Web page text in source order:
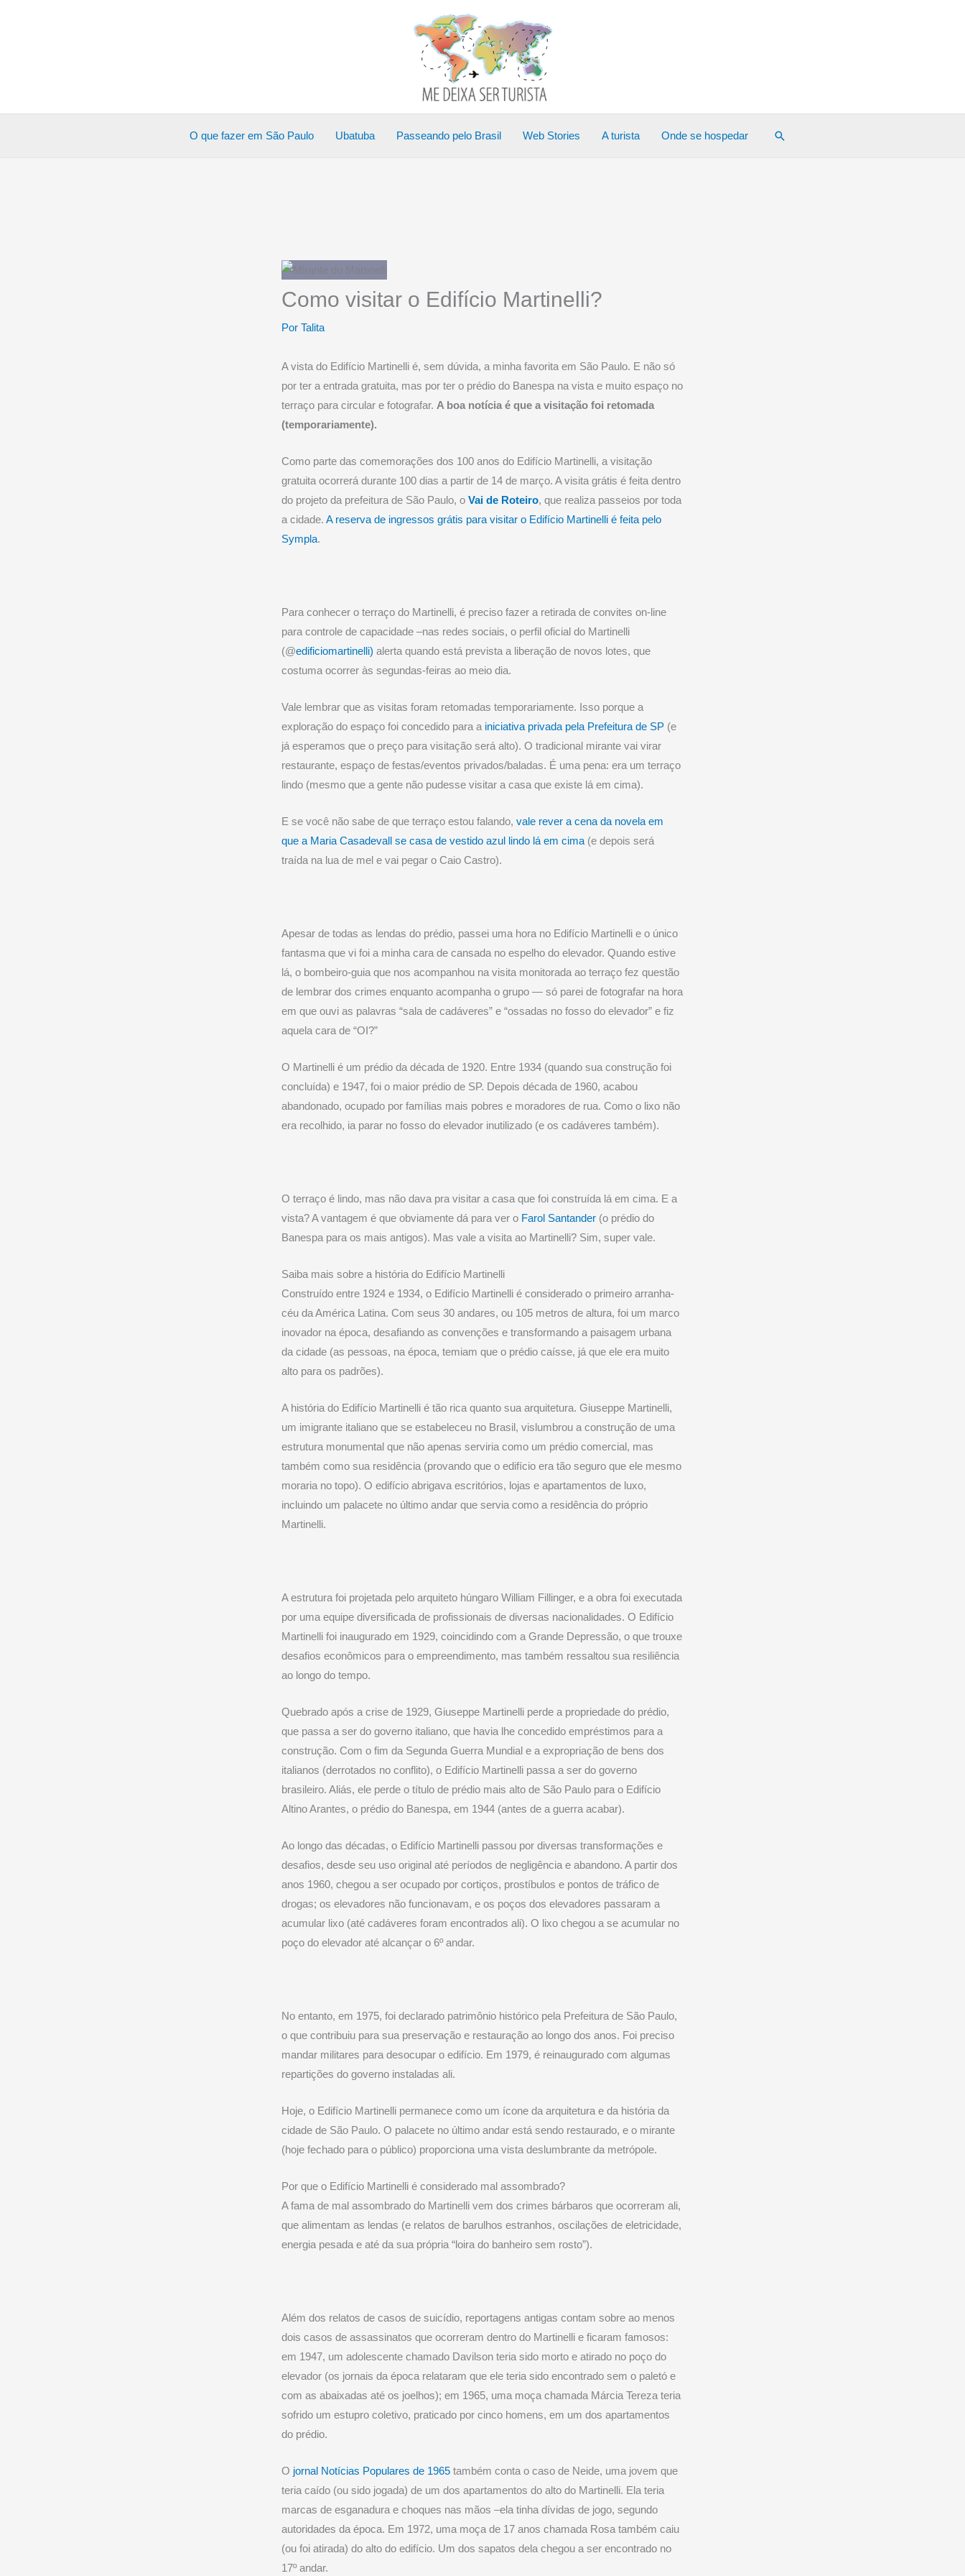
O que fazer em São Paulo Ubatuba Passeando pelo Brasil Web Stories A turista Onde se hospedar Pesquisar
Como visitar o Edifício Martinelli?
PorTalita
A vista do Edifício Martinelli é, sem dúvida, a minha favorita em São Paulo. E não só
por ter a entrada gratuita, mas por ter o prédio do Banespa na vista e muito espaço no
terraço para circular e fotografar. A boa notícia é que a visitação foi retomada
(temporariamente).
Como parte das comemorações dos 100 anos do Edifício Martinelli, a visitação
gratuita ocorrerá durante 100 dias a partir de 14 de março. A visita grátis é feita dentro
do projeto da prefeitura de São Paulo, oVai de Roteiro, que realiza passeios por toda
a cidade.A reserva de ingressos grátis para visitar o Edifício Martinelli é feita pelo
Sympla.
Para conhecer o terraço do Martinelli, é preciso fazer a retirada de convites on-line
para controle de capacidade –nas redes sociais, o perfil oficial do Martinelli
(@edificiomartinelli) alerta quando está prevista a liberação de novos lotes, que
costuma ocorrer às segundas-feiras ao meio dia.
Vale lembrar que as visitas foram retomadas temporariamente. Isso porque a
exploração do espaço foi concedido para a iniciativa privada pela Prefeitura de SP (e
já esperamos que o preço para visitação será alto). O tradicional mirante vai virar
restaurante, espaço de festas/eventos privados/baladas. É uma pena: era um terraço
lindo (mesmo que a gente não pudesse visitar a casa que existe lá em cima).
E se você não sabe de que terraço estou falando,vale rever a cena da novela em
que a Maria Casadevall se casa de vestido azul lindo lá em cima (e depois será
traída na lua de mel e vai pegar o Caio Castro).
Apesar de todas as lendas do prédio, passei uma hora no Edifício Martinelli e o único
fantasma que vi foi a minha cara de cansada no espelho do elevador. Quando estive
lá, o bombeiro-guia que nos acompanhou na visita monitorada ao terraço fez questão
de lembrar dos crimes enquanto acompanha o grupo — só parei de fotografar na hora
em que ouvi as palavras “sala de cadáveres” e “ossadas no fosso do elevador” e fiz
aquela cara de “OI?”
O Martinelli é um prédio da década de 1920. Entre 1934 (quando sua construção foi
concluída) e 1947, foi o maior prédio de SP. Depois década de 1960, acabou
abandonado, ocupado por famílias mais pobres e moradores de rua. Como o lixo não
era recolhido, ia parar no fosso do elevador inutilizado (e os cadáveres também).
O terraço é lindo, mas não dava pra visitar a casa que foi construída lá em cima. E a
vista? A vantagem é que obviamente dá para ver o Farol Santander (o prédio do
Banespa para os mais antigos). Mas vale a visita ao Martinelli? Sim, super vale.
Saiba mais sobre a história do Edifício Martinelli
Construído entre 1924 e 1934, o Edifício Martinelli é considerado o primeiro arranha-
céu da América Latina. Com seus 30 andares, ou 105 metros de altura, foi um marco
inovador na época, desafiando as convenções e transformando a paisagem urbana
da cidade (as pessoas, na época, temiam que o prédio caísse, já que ele era muito
alto para os padrões).
A história do Edifício Martinelli é tão rica quanto sua arquitetura. Giuseppe Martinelli,
um imigrante italiano que se estabeleceu no Brasil, vislumbrou a construção de uma
estrutura monumental que não apenas serviria como um prédio comercial, mas
também como sua residência (provando que o edifício era tão seguro que ele mesmo
moraria no topo). O edifício abrigava escritórios, lojas e apartamentos de luxo,
incluindo um palacete no último andar que servia como a residência do próprio
Martinelli.
A estrutura foi projetada pelo arquiteto húngaro William Fillinger, e a obra foi executada
por uma equipe diversificada de profissionais de diversas nacionalidades. O Edifício
Martinelli foi inaugurado em 1929, coincidindo com a Grande Depressão, o que trouxe
desafios econômicos para o empreendimento, mas também ressaltou sua resiliência
ao longo do tempo.
Quebrado após a crise de 1929, Giuseppe Martinelli perde a propriedade do prédio,
que passa a ser do governo italiano, que havia lhe concedido empréstimos para a
construção. Com o fim da Segunda Guerra Mundial e a expropriação de bens dos
italianos (derrotados no conflito), o Edifício Martinelli passa a ser do governo
brasileiro. Aliás, ele perde o título de prédio mais alto de São Paulo para o Edifício
Altino Arantes, o prédio do Banespa, em 1944 (antes de a guerra acabar).
Ao longo das décadas, o Edifício Martinelli passou por diversas transformações e
desafios, desde seu uso original até períodos de negligência e abandono. A partir dos
anos 1960, chegou a ser ocupado por cortiços, prostíbulos e pontos de tráfico de
drogas; os elevadores não funcionavam, e os poços dos elevadores passaram a
acumular lixo (até cadáveres foram encontrados ali). O lixo chegou a se acumular no
poço do elevador até alcançar o 6º andar.
No entanto, em 1975, foi declarado patrimônio histórico pela Prefeitura de São Paulo,
o que contribuiu para sua preservação e restauração ao longo dos anos. Foi preciso
mandar militares para desocupar o edifício. Em 1979, é reinaugurado com algumas
repartições do governo instaladas ali.
Hoje, o Edifício Martinelli permanece como um ícone da arquitetura e da história da
cidade de São Paulo. O palacete no último andar está sendo restaurado, e o mirante
(hoje fechado para o público) proporciona uma vista deslumbrante da metrópole.
Por que o Edifício Martinelli é considerado mal assombrado?
A fama de mal assombrado do Martinelli vem dos crimes bárbaros que ocorreram ali,
que alimentam as lendas (e relatos de barulhos estranhos, oscilações de eletricidade,
energia pesada e até da sua própria “loira do banheiro sem rosto”).
Além dos relatos de casos de suicídio, reportagens antigas contam sobre ao menos
dois casos de assassinatos que ocorreram dentro do Martinelli e ficaram famosos:
em 1947, um adolescente chamado Davilson teria sido morto e atirado no poço do
elevador (os jornais da época relataram que ele teria sido encontrado sem o paletó e
com as abaixadas até os joelhos); em 1965, uma moça chamada Márcia Tereza teria
sofrido um estupro coletivo, praticado por cinco homens, em um dos apartamentos
do prédio.
O jornal Notícias Populares de 1965 também conta o caso de Neide, uma jovem que
teria caído (ou sido jogada) de um dos apartamentos do alto do Martinelli. Ela teria
marcas de esganadura e choques nas mãos –ela tinha dívidas de jogo, segundo
autoridades da época. Em 1972, uma moça de 17 anos chamada Rosa também caiu
(ou foi atirada) do alto do edifício. Um dos sapatos dela chegou a ser encontrado no
17º andar.